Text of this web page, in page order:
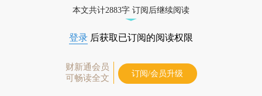
本文共计2883字 订阅后继续阅读
登录 后获取已订阅的阅读权限
财新通会员
可畅读全文
订阅/会员升级